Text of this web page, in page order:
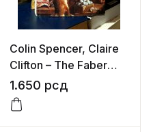
Colin Spencer, Claire
Clifton – The Faber
Book of Food
1.650 рсд